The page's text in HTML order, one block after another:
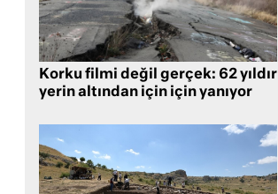
Korku filmi değil gerçek: 62 yıldır
yerin altından için için yanıyor